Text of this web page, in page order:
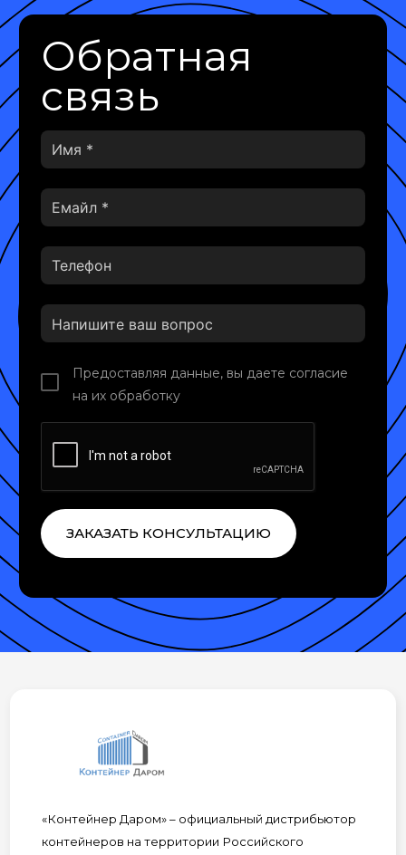
Обратная
связь
Предоставляя данные, вы даете согласие
на их обработку
ЗАКАЗАТЬ КОНСУЛЬТАЦИЮ
«Контейнер Даром» – официальный дистрибьютор
контейнеров на территории Российского